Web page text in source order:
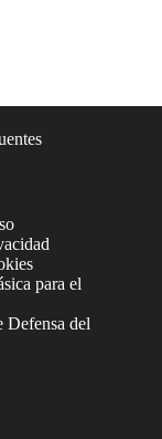
para el
Defensa del